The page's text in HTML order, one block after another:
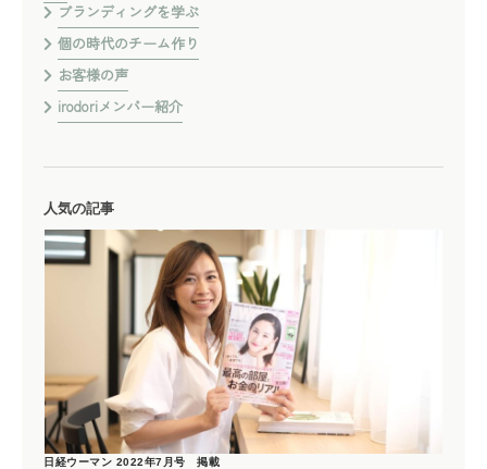
ブランディングを学ぶ
個の時代のチーム作り
お客様の声
irodoriメンバー紹介
人気の記事
日経ウーマン 2022年7月号 掲載